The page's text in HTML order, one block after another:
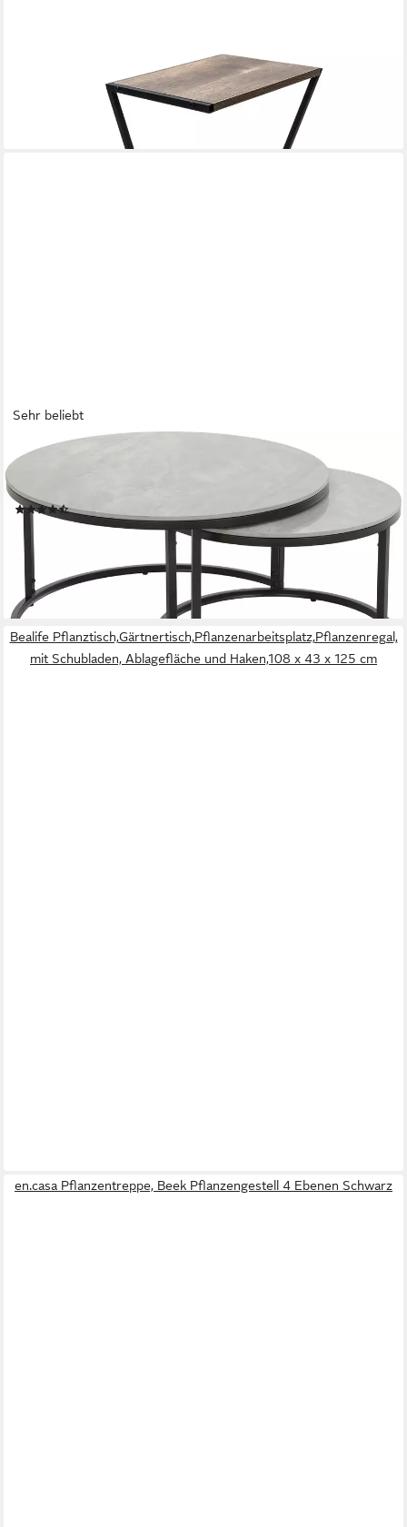
Blumentisch Holz Pflanzenständer mit Metall Gestell (Anzahl, 1-
St., Stück), asymmetrisch geformter Blumentisch
lieferbar - in 3-4 Werktagen bei dir
Sehr beliebt
HELA
Satztisch LUIS, Couchtisch rund (Set, 2-St), 2er Set, 12mm
Sinterstein; Marmoroptik, Boho Wohnzimmertisch
(129)
167,99 € UVP249,99 €
-33%
lieferbar - in 5-6 Werktagen bei dir
Bealife Pflanztisch,Gärtnertisch,Pflanzenarbeitsplatz,Pflanzenregal,
mit Schubladen, Ablagefläche und Haken,108 x 43 x 125 cm
en.casa Pflanzentreppe, Beek Pflanzengestell 4 Ebenen Schwarz